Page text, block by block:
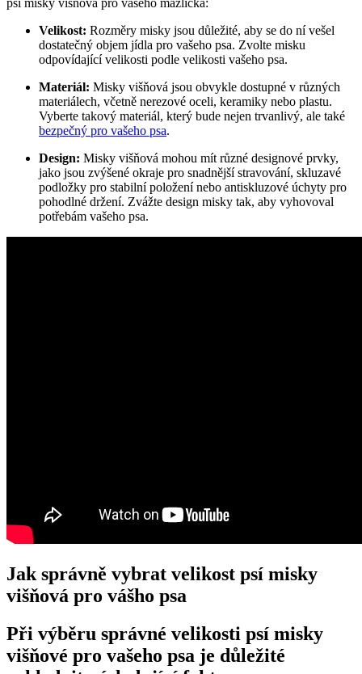
psí misky višňová pro vašeho mazlíčka:
Velikost: Rozměry misky jsou důležité, aby se do ní vešel
dostatečný objem jídla pro vašeho psa. Zvolte misku
odpovídající velikosti podle velikosti vašeho psa.
Materiál: Misky višňová jsou obvykle dostupné v různých
materiálech, včetně nerezové oceli, keramiky nebo plastu.
Vyberte takový materiál, který bude nejen trvanlivý, ale také
bezpečný pro vašeho psa.
Design: Misky višňová mohou mít různé designové prvky,
jako jsou zvýšené okraje pro snadnější stravování, skluzavé
podložky pro stabilní položení nebo antiskluzové úchyty pro
pohodlné držení. Zvážte design misky tak, aby vyhovoval
potřebám vašeho psa.
Jak správně vybrat velikost psí misky
višňová pro vášho psa
Při výběru správné velikosti psí misky
višňové pro vašeho psa je důležité